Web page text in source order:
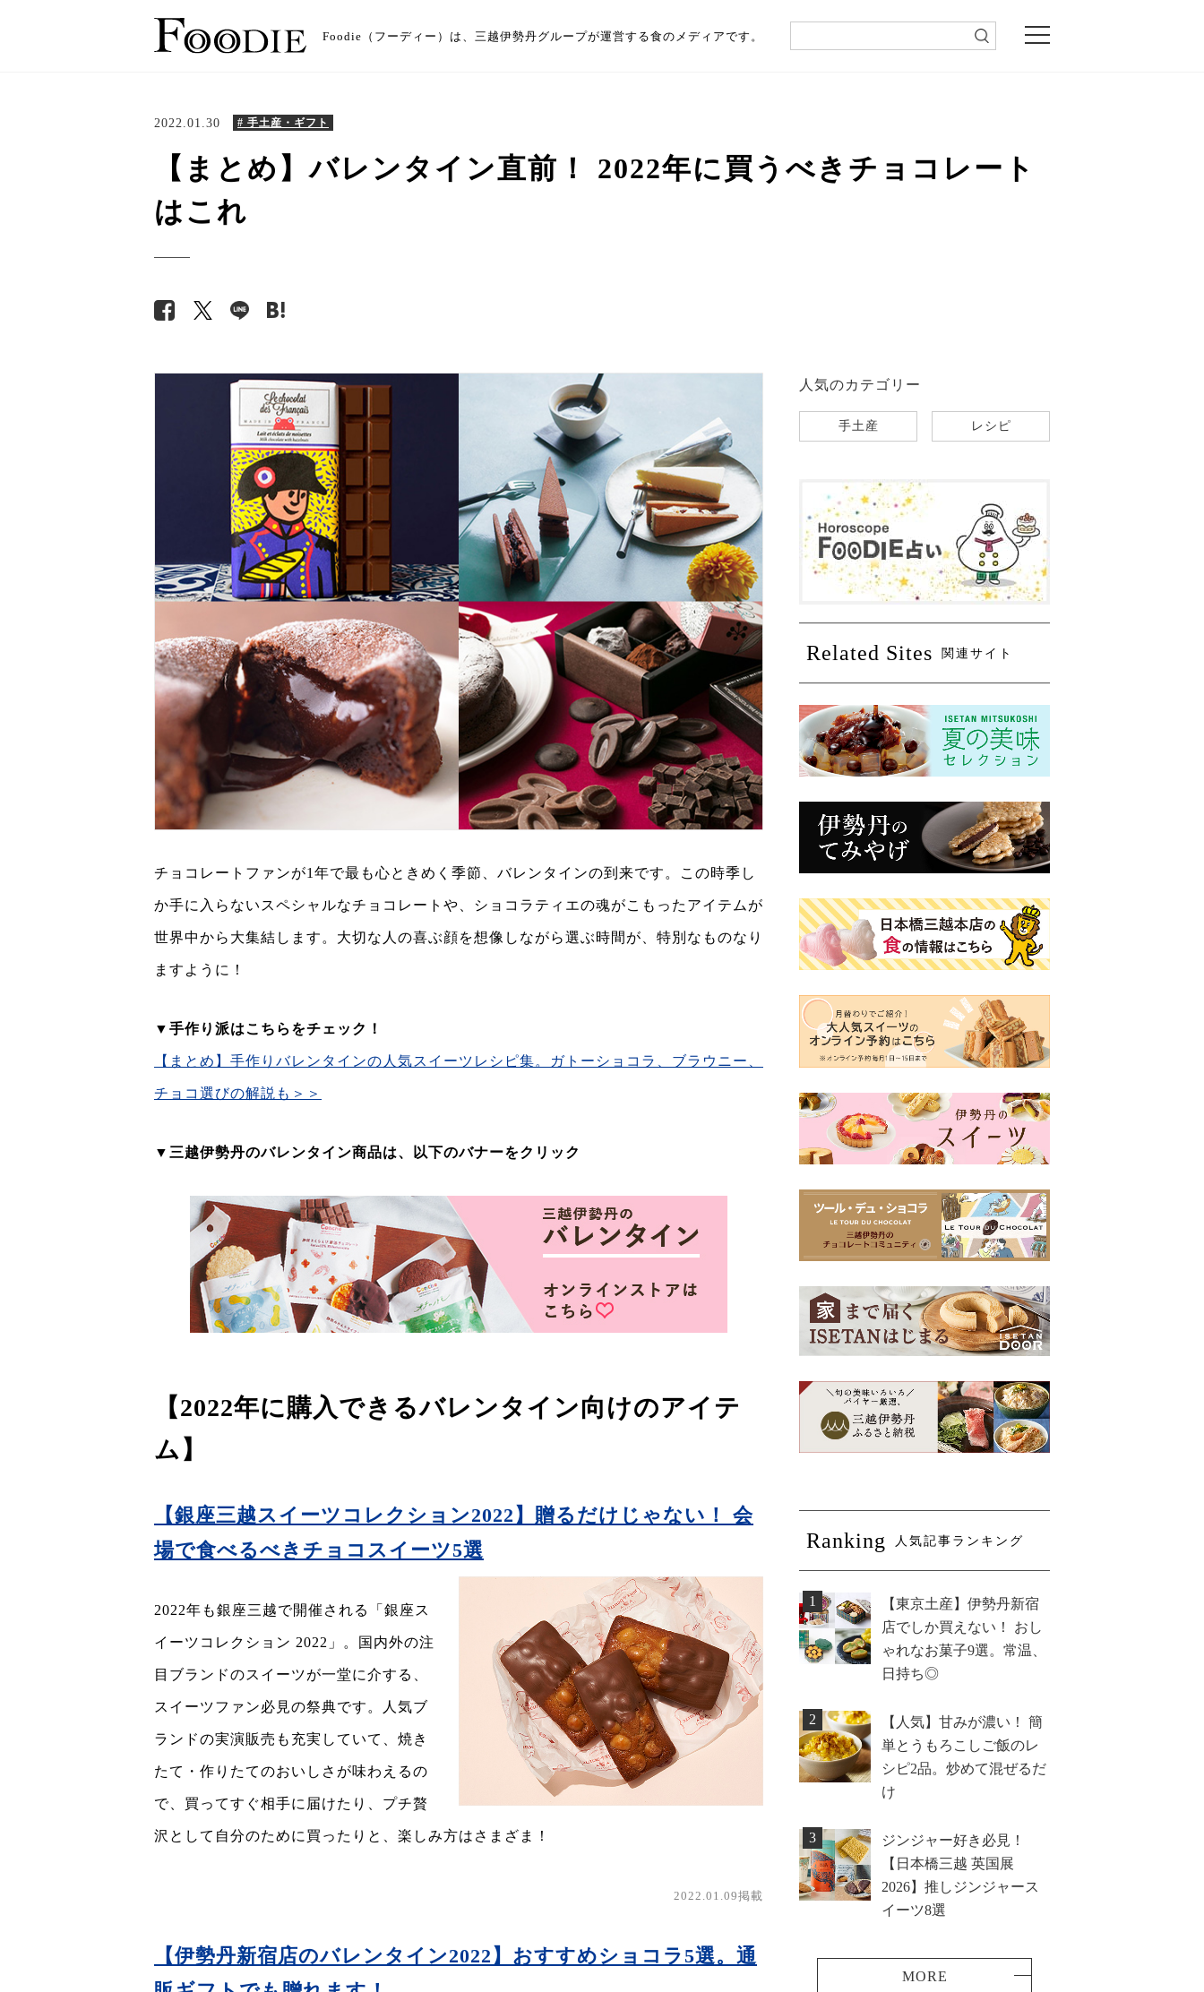
Foodie（フーディー）は、三越伊勢丹グループが運営する食のメディアです。
2022.01.30 # 手土産・ギフト
【まとめ】バレンタイン直前！ 2022年に買うべきチョコレート
はこれ
チョコレートファンが1年で最も心ときめく季節、バレンタインの到来です。この時季し
か手に入らないスペシャルなチョコレートや、ショコラティエの魂がこもったアイテムが
世界中から大集結します。大切な人の喜ぶ顔を想像しながら選ぶ時間が、特別なものなり
ますように！
▼ 手作り派はこちらをチェック！
【まとめ】手作りバレンタインの人気スイーツレシピ集。ガトーショコラ、ブラウニー、
チョコ選びの解説も＞＞
▼三越伊勢丹のバレンタイン商品は、以下のバナーをクリック
【2022年に購入できるバレンタイン向けのアイテ
ム】
【銀座三越スイーツコレクション2022】贈るだけじゃない！ 会
場で食べるべきチョコスイーツ5選
2022年も銀座三越で開催される「銀座ス
イーツコレクション 2022」。国内外の注
目ブランドのスイーツが一堂に介する、
スイーツファン必見の祭典です。人気ブ
ランドの実演販売も充実していて、焼き
たて・作りたてのおいしさが味わえるの
で、買ってすぐ相手に届けたり、プチ贅
沢として自分のために買ったりと、楽しみ方はさまざま！
2022.01.09掲載
【伊勢丹新宿店のバレンタイン2022】おすすめショコラ5選。通
人気のカテゴリー
手土産 レシピ
Related Sites 関連サイト
Ranking 人気記事ランキング
1
【東京土産】伊勢丹新宿
店でしか買えない！ おし
ゃれなお菓子9選。常温、
日持ち◎
2
【人気】甘みが濃い！ 簡
単とうもろこしご飯のレ
シピ2品。炒めて混ぜるだ
け
3
ジンジャー好き必見！
【日本橋三越 英国展
2026】推しジンジャース
イーツ8選